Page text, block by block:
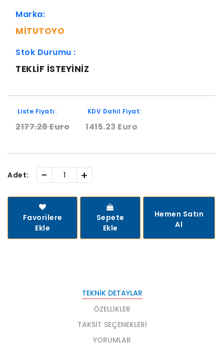
Marka:
MITUTOYO
Stok Durumu :
TEKLIF ISTEYINIZ
Liste Fiyatı:
2177.28 Euro
KDV Dahil Fiyat:
1415.23 Euro
Adet: - +
Favorilere
Ekle
Sepete
Ekle
Hemen Satın
Al
TEKNIK DETAYLAR
ÖZELLIKLER
TAKSIT SEÇENEKLERI
YORUMLAR